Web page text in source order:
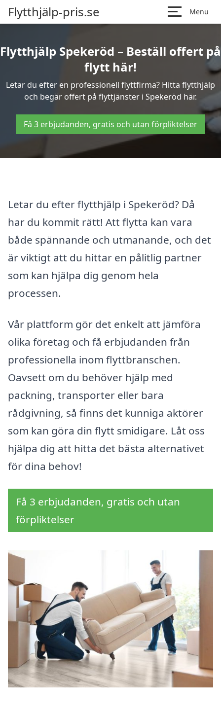
Flytthjälp-pris.se Menu
Flytthjälp Spekeröd – Beställ offert på
flytt här!
Letar du efter en professionell flyttfirma? Hitta flytthjälp
och begär offert på flyttjänster i Spekeröd här.
Få 3 erbjudanden, gratis och utan förpliktelser
Letar du efter flytthjälp i Spekeröd? Då
har du kommit rätt! Att flytta kan vara
både spännande och utmanande, och det
är viktigt att du hittar en pålitlig partner
som kan hjälpa dig genom hela
processen.
Vår plattform gör det enkelt att jämföra
olika företag och få erbjudanden från
professionella inom flyttbranschen.
Oavsett om du behöver hjälp med
packning, transporter eller bara
rådgivning, så finns det kunniga aktörer
som kan göra din flytt smidigare. Låt oss
hjälpa dig att hitta det bästa alternativet
för dina behov!
Få 3 erbjudanden, gratis och utan
förpliktelser